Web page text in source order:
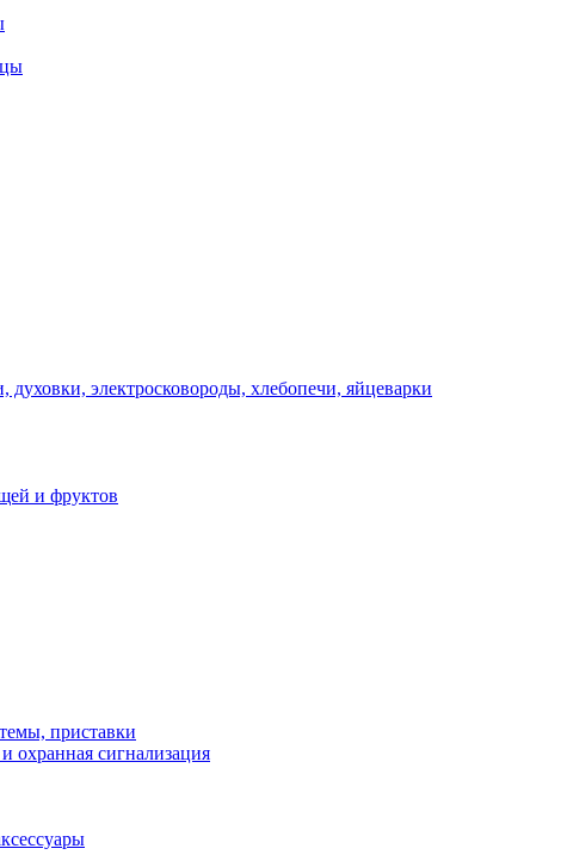
электросковороды, хлебопечи, яйцеварки
и фруктов
приставки
охранная сигнализация